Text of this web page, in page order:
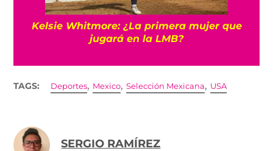
Kelsie Whitmore: ¿La primera mujer que
jugará en la LMB?
TAGS: Deportes, Mexico,Selección Mexicana, USA
SERGIO RAMÍREZ